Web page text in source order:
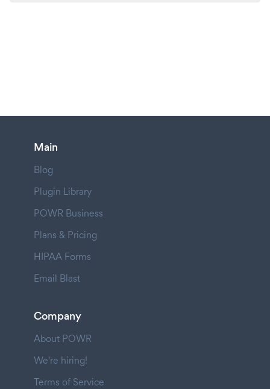
Main
Blog
Plugin Library
POWR Business
Plans & Pricing
HIPAA Forms
Email Blast
Company
About POWR
We're hiring!
Terms of Service